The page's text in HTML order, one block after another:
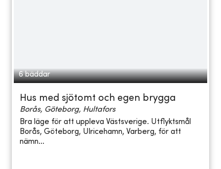
6 bäddar
Hus med sjötomt och egen brygga
Borås, Göteborg, Hultafors
Bra läge för att uppleva Västsverige. Utflyktsmål
Borås, Göteborg, Ulricehamn, Varberg, för att
nämn...